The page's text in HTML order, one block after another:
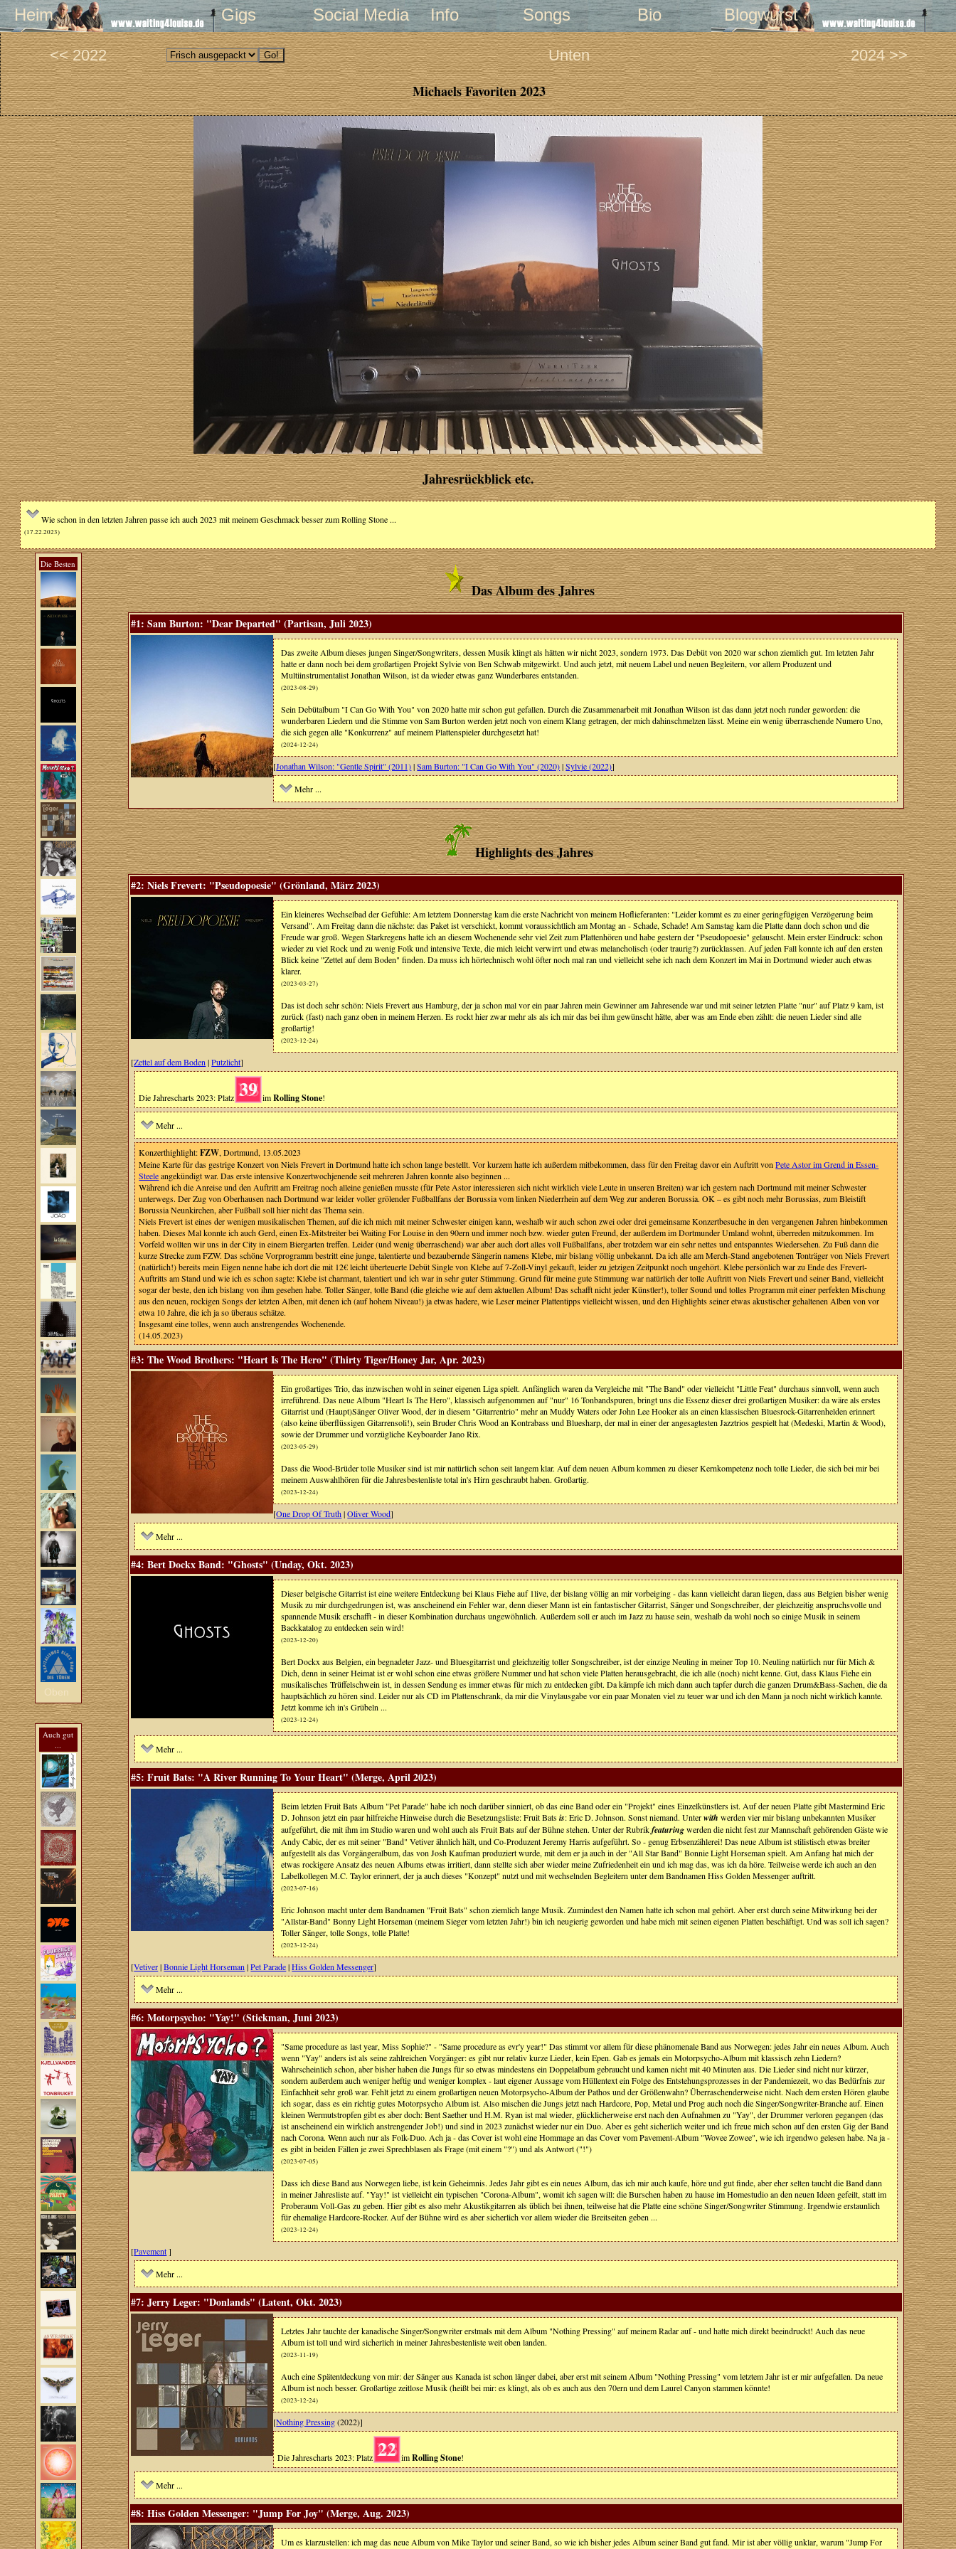
Heim Gigs Social Media Info Songs Bio Blogwurst
<< 2022 Unten 2024 >>
Michaels Favoriten 2023
Jahresrückblick etc.
Wie schon in den letzten Jahren passe ich auch 2023 mit meinem Geschmack besser zum Rolling Stone ...
(17.22.2023)
Die Besten
Oben
Auch gut
...
Das Album des Jahres
#1: Sam Burton: "Dear Departed" (Partisan, Juli 2023)
Das zweite Album dieses jungen Singer/Songwriters, dessen Musik klingt als hätten wir nicht 2023, sondern 1973. Das Debüt von 2020 war schon ziemlich gut. Im letzten Jahr
hatte er dann noch bei dem großartigen Projekt Sylvie von Ben Schwab mitgewirkt. Und auch jetzt, mit neuem Label und neuen Begleitern, vor allem Produzent und
Multiinstrumentalist Jonathan Wilson, ist da wieder etwas ganz Wunderbares entstanden.
(2023-08-29)
Sein Debütalbum "I Can Go With You" von 2020 hatte mir schon gut gefallen. Durch die Zusammenarbeit mit Jonathan Wilson ist das dann jetzt noch runder geworden: die
wunderbaren Liedern und die Stimme von Sam Burton werden jetzt noch von einem Klang getragen, der mich dahinschmelzen lässt. Meine ein wenig überraschende Numero Uno,
die sich gegen alle "Konkurrenz" auf meinem Plattenspieler durchgesetzt hat!
(2024-12-24)
[Jonathan Wilson: "Gentle Spirit" (2011)|Sam Burton: "I Can Go With You" (2020)|Sylvie (2022)]
Mehr ...
Highlights des Jahres
#2: Niels Frevert: "Pseudopoesie" (Grönland, März 2023)
Ein kleineres Wechselbad der Gefühle: Am letztem Donnerstag kam die erste Nachricht von meinem Hoflieferanten: "Leider kommt es zu einer geringfügigen Verzögerung beim
Versand". Am Freitag dann die nächste: das Paket ist verschickt, kommt voraussichtlich am Montag an - Schade, Schade! Am Samstag kam die Platte dann doch schon und die
Freude war groß. Wegen Starkregens hatte ich an diesem Wochenende sehr viel Zeit zum Plattenhören und habe gestern der "Pseudopoesie" gelauscht. Mein erster Eindruck: schon
wieder zu viel Rock und zu wenig Folk und intensive Texte, die mich leicht verwirrt und etwas melancholisch (oder traurig?) zurücklassen. Auf jeden Fall konnte ich auf den ersten
Blick keine "Zettel auf dem Boden" finden. Da muss ich hörtechnisch wohl öfter noch mal ran und vielleicht sehe ich nach dem Konzert im Mai in Dortmund wieder auch etwas
klarer.
(2023-03-27)
Das ist doch sehr schön: Niels Frevert aus Hamburg, der ja schon mal vor ein paar Jahren mein Gewinner am Jahresende war und mit seiner letzten Platte "nur" auf Platz 9 kam, ist
zurück (fast) nach ganz oben in meinem Herzen. Es rockt hier zwar mehr als als ich mir das bei ihm gewünscht hätte, aber was am Ende eben zählt: die neuen Lieder sind alle
großartig!
(2023-12-24)
[Zettel auf dem Boden |Putzlicht]
Die Jahrescharts 2023: Platz 39 imRolling Stone!
Mehr ...
Konzerthighlight:FZW, Dortmund, 13.05.2023
Meine Karte für das gestrige Konzert von Niels Frevert in Dortmund hatte ich schon lange bestellt. Vor kurzem hatte ich außerdem mitbekommen, dass für den Freitag davor ein Auftritt vonPete Astor im Grend in Essen-
Steeleangekündigt war. Das erste intensive Konzertwochjenende seit mehreren Jahren konnte also beginnen ...
Während ich die Anreise und den Auftritt am Freitrag noch alleine genießen musste (für Pete Astor interessieren sich nicht wirklich viele Leute in unseren Breiten) war ich gestern nach Dortmund mit meiner Schwester
unterwegs. Der Zug von Oberhausen nach Dortmund war leider voller grölender Fußballfans der Borussia vom linken Niederrhein auf dem Weg zur anderen Borussia. OK – es gibt noch mehr Borussias, zum Bleistift
Borussia Neunkirchen, aber Fußball soll hier nicht das Thema sein.
Niels Frevert ist eines der wenigen musikalischen Themen, auf die ich mich mit meiner Schwester einigen kann, weshalb wir auch schon zwei oder drei gemeinsame Konzertbesuche in den vergangenen Jahren hinbekommen
haben. Dieses Mal konnte ich auch Gerd, einen Ex-Mitstreiter bei Waiting For Louise in den 90ern und immer noch bzw. wieder guten Freund, der außerdem im Dortmunder Umland wohnt, überreden mitzukommen. Im
Vorfeld wollten wir uns in der City in einem Biergarten treffen. Leider (und wenig überraschend) war aber auch dort alles voll Fußballfans, aber trotzdem war ein sehr nettes und entspanntes Wiedersehen. Zu Fuß dann die
kurze Strecke zum FZW. Das schöne Vorprogramm bestritt eine junge, talentierte und bezaubernde Sängerin namens Klebe, mir bislang völlig unbekannt. Da ich alle am Merch-Stand angebotenen Tonträger von Niels Frevert
(natürlich!) bereits mein Eigen nenne habe ich dort die mit 12€ leicht überteuerte Debüt Single von Klebe auf 7-Zoll-Vinyl gekauft, leider zu jetzigen Zeitpunkt noch ungehört. Klebe persönlich war zu Ende des Frevert-
Auftritts am Stand und wie ich es schon sagte: Klebe ist charmant, talentiert und ich war in sehr guter Stimmung. Grund für meine gute Stimmung war natürlich der tolle Auftritt von Niels Frevert und seiner Band, vielleicht
sogar der beste, den ich bislang von ihm gesehen habe. Toller Sänger, tolle Band (die gleiche wie auf dem aktuellen Album! Das schafft nicht jeder Künstler!), toller Sound und tolles Programm mit einer perfekten Mischung
aus den neuen, rockigen Songs der letzten Alben, mit denen ich (auf hohem Niveau!) ja etwas hadere, wie Leser meiner Plattentipps vielleicht wissen, und den Highlights seiner etwas akustischer gehaltenen Alben von vor
etwa 10 Jahre, die ich ja so überaus schätze.
Insgesamt eine tolles, wenn auch anstrengendes Wochenende.
(14.05.2023)
#3: The Wood Brothers: "Heart Is The Hero" (Thirty Tiger/Honey Jar, Apr. 2023)
Ein großartiges Trio, das inzwischen wohl in seiner eigenen Liga spielt. Anfänglich waren da Vergleiche mit "The Band" oder vielleicht "Little Feat" durchaus sinnvoll, wenn auch
irreführend. Das neue Album "Heart Is The Hero", klassisch aufgenommen auf "nur" 16 Tonbandspuren, bringt uns die Essenz dieser drei großartigen Musiker: da wäre als erstes
Gitarrist und (Haupt)Sänger Oliver Wood, der in diesem "Gitarrentrio" mehr an Muddy Waters oder John Lee Hooker als an einen klassischen Bluesrock-Gitarrenhelden erinnert
(also keine überflüssigen Gitarrensoli!), sein Bruder Chris Wood an Kontrabass und Bluesharp, der mal in einer der angesagtesten Jazztrios gespielt hat (Medeski, Martin & Wood),
sowie der Drummer und vorzügliche Keyboarder Jano Rix.
(2023-05-29)
Dass die Wood-Brüder tolle Musiker sind ist mir natürlich schon seit langem klar. Auf dem neuen Album kommen zu dieser Kernkompetenz noch tolle Lieder, die sich bei mir bei
meinem Auswahlhören für die Jahresbestenliste total in's Hirn geschraubt haben. Großartig.
(2023-12-24)
[One Drop Of Truth|Oliver Wood]
Mehr ...
#4: Bert Dockx Band: "Ghosts" (Unday, Okt. 2023)
Dieser belgische Gitarrist ist eine weitere Entdeckung bei Klaus Fiehe auf 1live, der bislang völlig an mir vorbeiging - das kann vielleicht daran liegen, dass aus Belgien bisher wenig
Musik zu mir durchgedrungen ist, was anscheinend ein Fehler war, denn dieser Mann ist ein fantastischer Gitarrist, Sänger und Songschreiber, der gleichzeitig anspruchsvolle und
spannende Musik erschafft - in dieser Kombination durchaus ungewöhnlich. Außerdem soll er auch im Jazz zu hause sein, weshalb da wohl noch so einige Musik in seinem
Backkatalog zu entdecken sein wird!
(2023-12-20)
Bert Dockx aus Belgien, ein begnadeter Jazz- und Bluesgitarrist und gleichzeitig toller Songschreiber, ist der einzige Neuling in meiner Top 10. Neuling natürlich nur für Mich &
Dich, denn in seiner Heimat ist er wohl schon eine etwas größere Nummer und hat schon viele Platten herausgebracht, die ich alle (noch) nicht kenne. Gut, dass Klaus Fiehe ein
musikalisches Trüffelschwein ist, in dessen Sendung es immer etwas für mich zu entdecken gibt. Da kämpfe ich mich dann auch tapfer durch die ganzen Drum&Bass-Sachen, die da
hauptsächlich zu hören sind. Leider nur als CD im Plattenschrank, da mir die Vinylausgabe vor ein paar Monaten viel zu teuer war und ich den Mann ja noch nicht wirklich kannte.
Jetzt komme ich in's Grübeln ...
(2023-12-24)
Mehr ...
#5: Fruit Bats: "A River Running To Your Heart" (Merge, April 2023)
Beim letzten Fruit Bats Album "Pet Parade" habe ich noch darüber sinniert, ob das eine Band oder ein "Projekt" eines Einzelkünstlers ist. Auf der neuen Platte gibt Mastermind Eric
D. Johnson jetzt ein paar hilfreiche Hinweise durch die Besetzungsliste: Fruit Batsis: Eric D. Johnson. Sonst niemand. Unterwith werden vier mir bislang unbekannten Musiker
aufgeführt, die mit ihm im Studio waren und wohl auch als Fruit Bats auf der Bühne stehen. Unter der Rubrikfeaturingwerden die nicht fest zur Mannschaft gehörenden Gäste wie
Andy Cabic, der es mit seiner "Band" Vetiver ähnlich hält, und Co-Produzent Jeremy Harris aufgeführt. So - genug Erbsenzählerei! Das neue Album ist stilistisch etwas breiter
aufgestellt als das Vorgängeralbum, das von Josh Kaufman produziert wurde, mit dem er ja auch in der "All Star Band" Bonnie Light Horseman spielt. Am Anfang hat mich der
etwas rockigere Ansatz des neuen Albums etwas irritiert, dann stellte sich aber wieder meine Zufriedenheit ein und ich mag das, was ich da höre. Teilweise werde ich auch an den
Labelkollegen M.C. Taylor erinnert, der ja auch dieses "Konzept" nutzt und mit wechselnden Begleitern unter dem Bandnamen Hiss Golden Messenger auftritt.
(2023-07-16)
Eric Johnson macht unter dem Bandnamen "Fruit Bats" schon ziemlich lange Musik. Zumindest den Namen hatte ich schon mal gehört. Aber erst durch seine Mitwirkung bei der
"Allstar-Band" Bonny Light Horseman (meinem Sieger vom letzten Jahr!) bin ich neugierig geworden und habe mich mit seinen eigenen Platten beschäftigt. Und was soll ich sagen?
Toller Sänger, tolle Songs, tolle Platte!
(2023-12-24)
[Vetiver|Bonnie Light Horseman |Pet Parade|Hiss Golden Messenger]
Mehr ...
#6: Motorpsycho: "Yay!" (Stickman, Juni 2023)
"Same procedure as last year, Miss Sophie?" - "Same procedure as evr'y year!" Das stimmt vor allem für diese phänomenale Band aus Norwegen: jedes Jahr ein neues Album. Auch
wenn "Yay" anders ist als seine zahlreichen Vorgänger: es gibt nur relativ kurze Lieder, kein Epen. Gab es jemals ein Motorpsycho-Album mit klassisch zehn Liedern?
Wahrscheinlich schon, aber bisher haben die Jungs für so etwas mindestens ein Doppelalbum gebraucht und kamen nicht mit 40 Minuten aus. Die Lieder sind nicht nur kürzer,
sondern außerdem auch weniger heftig und weniger komplex - laut eigener Aussage vom Hüllentext ein Folge des Entstehungsprozesses in der Pandemiezeit, wo das Bedürfnis zur
Einfachheit sehr groß war. Fehlt jetzt zu einem großartigen neuen Motorpsycho-Album der Pathos und der Größenwahn? Überraschenderweise nicht. Nach dem ersten Hören glaube
ich sogar, dass es ein richtig gutes Motorpsycho Album ist. Also mischen die Jungs jetzt nach Hardcore, Pop, Metal und Prog auch noch die Singer/Songwriter-Branche auf. Einen
kleinen Wermutstropfen gibt es aber doch: Bent Saether und H.M. Ryan ist mal wieder, glücklicherweise erst nach den Aufnahmen zu "Yay", der Drummer verloren gegangen (das
ist anscheinend ein wirklich anstrengender Job!) und sind in 2023 zunächst wieder nur ein Duo. Aber es geht sicherlich weiter und ich freue mich schon auf den ersten Gig der Band
nach Corona. Wenn auch nur als Folk-Duo. Ach ja - das Cover ist wohl eine Hommage an das Cover vom Pavement-Album "Wovee Zowee", wie ich irgendwo gelesen habe. Na ja -
es gibt in beiden Fällen je zwei Sprechblasen als Frage (mit einem "?") und als Antwort ("!")
(2023-07-05)
Dass ich diese Band aus Norwegen liebe, ist kein Geheimnis. Jedes Jahr gibt es ein neues Album, das ich mir auch kaufe, höre und gut finde, aber eher selten taucht die Band dann
in meiner Jahresliste auf. "Yay!" ist vielleicht ein typischen "Corona-Album", womit ich sagen will: die Burschen haben zu hause im Homestudio an den neuen Ideen gefeilt, statt im
Proberaum Voll-Gas zu geben. Hier gibt es also mehr Akustikgitarren als üblich bei ihnen, teilweise hat die Platte eine schöne Singer/Songwriter Stimmung. Irgendwie erstaunlich
für ehemalige Hardcore-Rocker. Auf der Bühne wird es aber sicherlich vor allem wieder die Breitseiten geben ...
(2023-12-24)
[Pavement]
Mehr ...
#7: Jerry Leger: "Donlands" (Latent, Okt. 2023)
Letztes Jahr tauchte der kanadische Singer/Songwriter erstmals mit dem Album "Nothing Pressing" auf meinem Radar auf - und hatte mich direkt beeindruckt! Auch das neue
Album ist toll und wird sicherlich in meiner Jahresbestenliste weit oben landen.
(2023-11-19)
Auch eine Spätentdeckung von mir: der Sänger aus Kanada ist schon länger dabei, aber erst mit seinem Album "Nothing Pressing" vom letztem Jahr ist er mir aufgefallen. Da neue
Album ist noch besser. Großartige zeitlose Musik (heißt bei mir: es klingt, als ob es auch aus den 70ern und dem Laurel Canyon stammen könnte!
(2023-12-24)
[Nothing Pressing(2022)]
Die Jahrescharts 2023: Platz 22 imRolling Stone!
Mehr ...
#8: Hiss Golden Messenger: "Jump For Joy" (Merge, Aug. 2023)
Um es klarzustellen: ich mag das neue Album von Mike Taylor und seiner Band, so wie ich bisher jedes Album seiner Band gut fand. Mir ist aber völlig unklar, warum "Jump For